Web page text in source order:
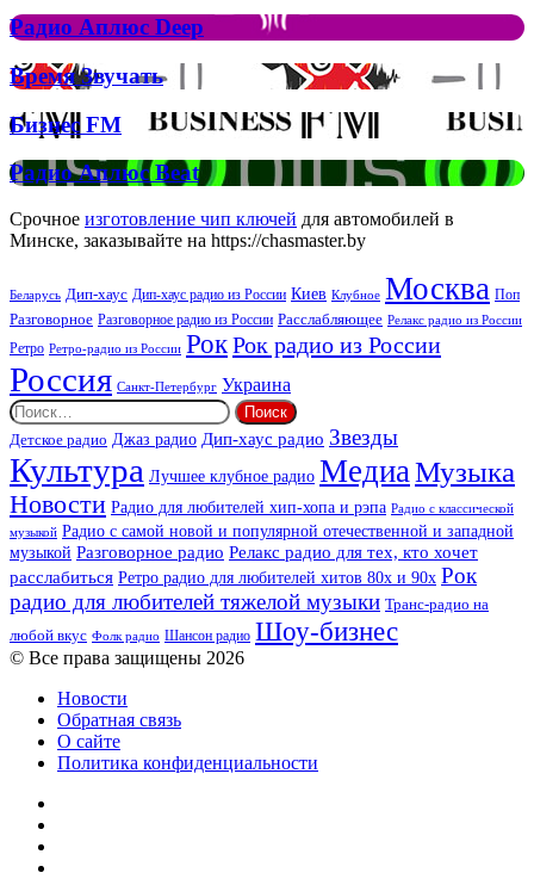
Джона
та
Брітні
Спірс
Рок
Радио
Аплюс
Deep
Радио Аплюс Deep
Время
Звучать
Время Звучать
Бизнес
Бизнес FM
Радио
Аплюс
Beat
Радио Аплюс Beat
Срочное изготовление чип ключей для автомобилей в
Минске, заказывайте на https://chasmaster.by
Беларусь Дип-хаус Дип-хаус радио из России Киев Клубное Москва Поп
Разговорное Разговорное радио из России Расслабляющее Релакс радио из России
Ретро Ретро-радио из России РокРок радио из России
Россия Санкт-Петербург Украина
Найти:
Детское радио Джаз радио Дип-хаус радио Звезды
Культура Лучшее клубное радио МедиаМузыка
Новости Радио для любителей хип-хопа и рэпа Радио с классической
музыкой Радио с самой новой и популярной отечественной и западной
музыкой Разговорное радио Релакс радио для тех, кто хочет
расслабиться Ретро радио для любителей хитов 80х и 90х Рок
радио для любителей тяжелой музыки Транс-радио на
любой вкус Фолк радио Шансон радио Шоу-бизнес
© Все права защищены 2026
Новости
Обратная связь
О сайте
Политика конфиденциальности